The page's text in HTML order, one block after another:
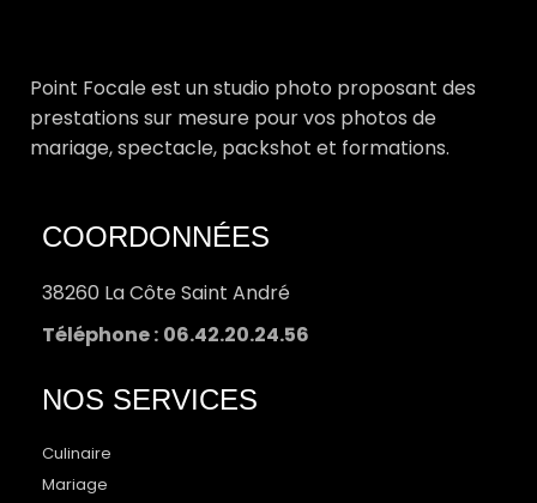
Point Focale est un studio photo proposant des
prestations sur mesure pour vos photos de
mariage, spectacle, packshot et formations.
COORDONNÉES
38260 La Côte Saint André
Téléphone : 06.42.20.24.56
NOS SERVICES
Culinaire
Mariage